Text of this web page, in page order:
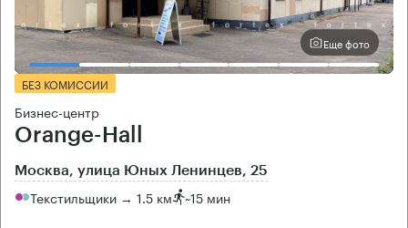
Еще фото
БЕЗ КОМИССИИ
Бизнес-центр
Orange-Hall
Москва, улица Юных Ленинцев, 25
Текстильщики → 1.5 км ~15 мин